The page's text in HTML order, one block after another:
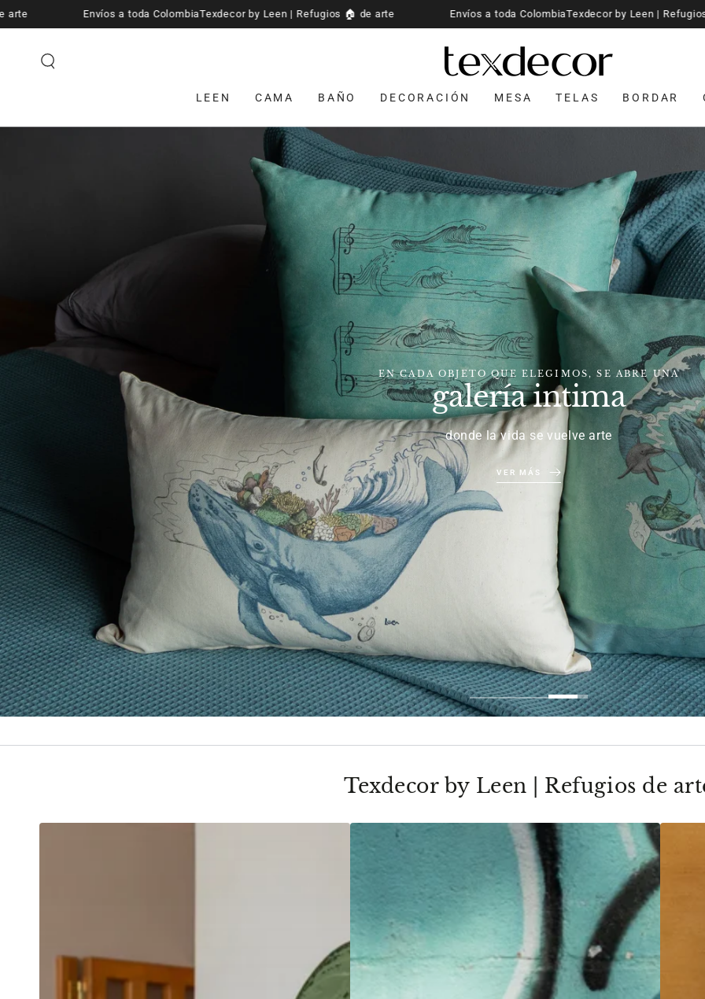
IR AL CONTENIDO
Texdecor by Leen | Refugios 🏠 de arte Envíos a toda Colombia Texdecor by Leen | Refugios 🏠 de arte Envíos a
LEEN CAMA BAÑO DECORACIÓN MESA TELAS BORDAR
PRESENTAMOS
Refugios de arte
Texdecor by Leen
VER MÁS
Texdecor by Leen | Refugios de